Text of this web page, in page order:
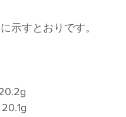
示すとおりです。